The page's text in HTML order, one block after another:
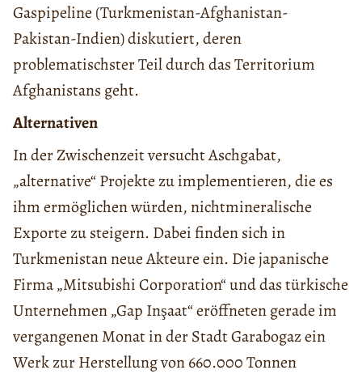
Gaspipeline (Turkmenistan-Afghanistan-
Pakistan-Indien) diskutiert, deren
problematischster Teil durch das Territorium
Afghanistans geht.
Alternativen
In der Zwischenzeit versucht Aschgabat,
„alternative“ Projekte zu implementieren, die es
ihm ermöglichen würden, nichtmineralische
Exporte zu steigern. Dabei finden sich in
Turkmenistan neue Akteure ein. Die japanische
Firma „Mitsubishi Corporation“ und das türkische
Unternehmen „Gap Inşaat“ eröffneten gerade im
vergangenen Monat in der Stadt Garabogaz ein
Werk zur Herstellung von 660.000 Tonnen